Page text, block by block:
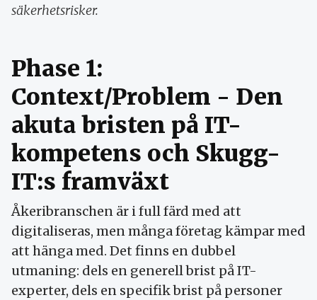
säkerhetsrisker.
Phase 1:
Context/Problem - Den
akuta bristen på IT-
kompetens och Skugg-
IT:s framväxt
Åkeribranschen är i full färd med att
digitaliseras, men många företag kämpar med
att hänga med. Det finns en dubbel
utmaning: dels en generell brist på IT-
experter, dels en specifik brist på personer